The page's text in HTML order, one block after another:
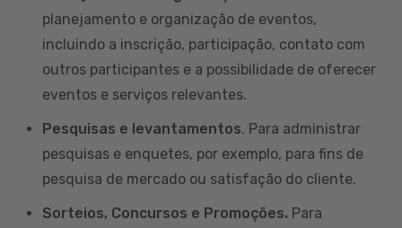
planejamento e organização de eventos,
incluindo a inscrição, participação, contato com
outros participantes e a possibilidade de oferecer
eventos e serviços relevantes.
Pesquisas e levantamentos. Para administrar
pesquisas e enquetes, por exemplo, para fins de
pesquisa de mercado ou satisfação do cliente.
Sorteios, Concursos e Promoções. Para